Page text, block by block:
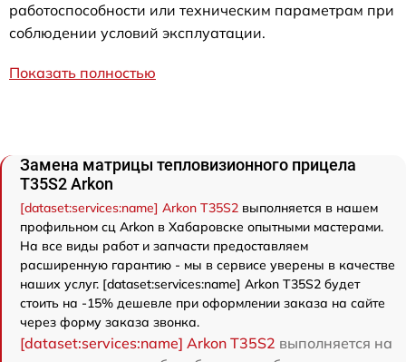
работоспособности или техническим параметрам при
соблюдении условий эксплуатации.
Показать полностью
Замена матрицы тепловизионного прицела
T35S2 Arkon
[dataset:services:name] Arkon T35S2 выполняется в нашем
профильном сц Arkon в Хабаровске опытными мастерами.
На все виды работ и запчасти предоставляем
расширенную гарантию - мы в сервисе уверены в качестве
наших услуг. [dataset:services:name] Arkon T35S2 будет
стоить на -15% дешевле при оформлении заказа на сайте
через форму заказа звонка.
[dataset:services:name] Arkon T35S2 выполняется на